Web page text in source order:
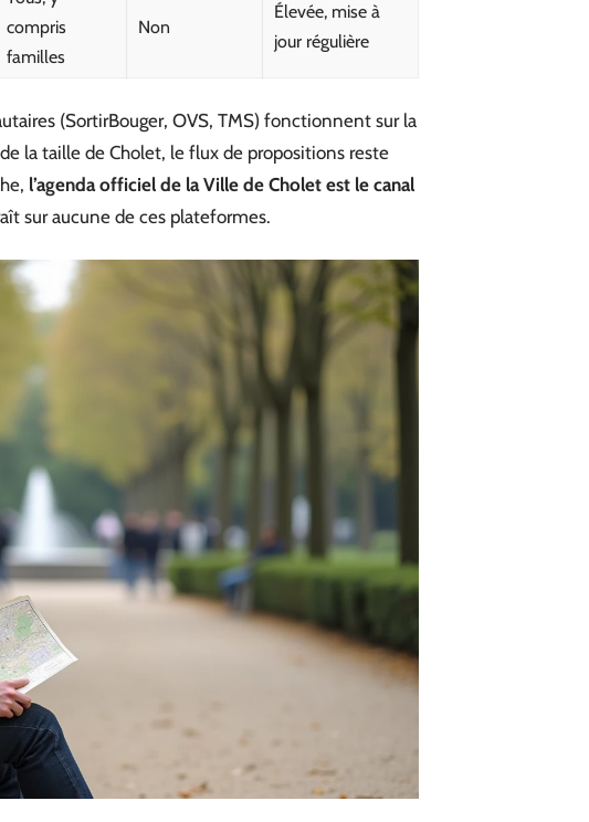
compris
familles
Non
Élevée, mise à
jour régulière
(SortirBouger, OVS, TMS) fonctionnent sur la
la taille de Cholet, le flux de propositions reste
l’agenda officiel de la Ville de Cholet est le canal
sur aucune de ces plateformes.